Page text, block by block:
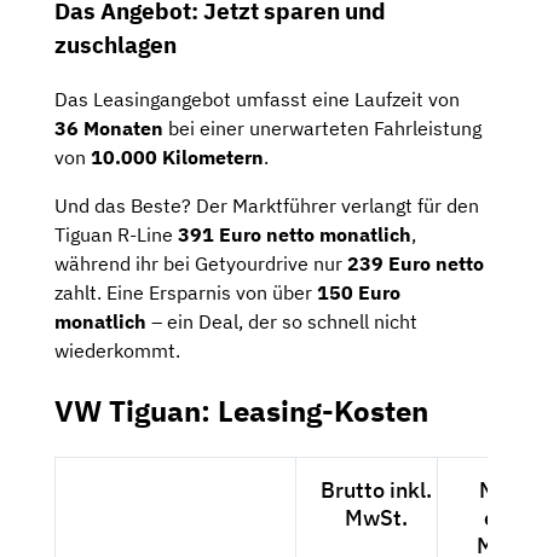
Das Angebot: Jetzt sparen und
zuschlagen
Das Leasingangebot umfasst eine Laufzeit von
36 Monaten bei einer unerwarteten Fahrleistung
von 10.000 Kilometern.
Und das Beste? Der Marktführer verlangt für den
Tiguan R-Line 391 Euro netto monatlich,
während ihr bei Getyourdrive nur 239 Euro netto
zahlt. Eine Ersparnis von über 150 Euro
monatlich – ein Deal, der so schnell nicht
wiederkommt.
VW Tiguan: Leasing-Kosten
Brutto inkl.
MwSt.
Netto
exkl.
MwSt.